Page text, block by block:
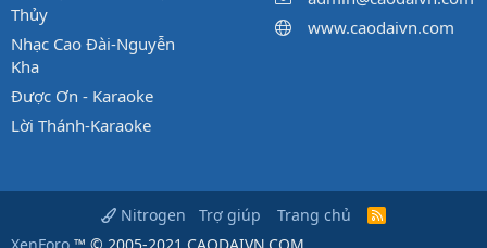
Thủy
Nhạc Cao Đài-Nguyễn
Kha
Được Ơn - Karaoke
Lời Thánh-Karaoke
www.caodaivn.com
Nitrogen Trợ giúp Trang chủ
R